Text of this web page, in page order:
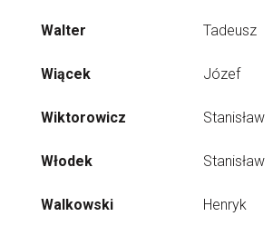
Walter Tadeusz
Wiącek Józef
Wiktorowicz Stanisław
Włodek Stanisław
Walkowski Henryk